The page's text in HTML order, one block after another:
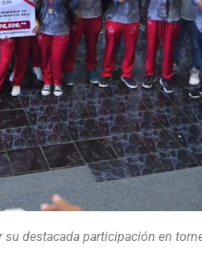
destacada participación en